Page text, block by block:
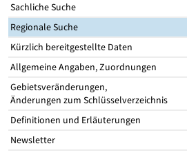
Sachliche Suche
Regionale Suche
Kürzlich bereitgestellte Daten
Allgemeine Angaben, Zuordnungen
Gebietsveränderungen,
Änderungen zum Schlüsselverzeichnis
Definitionen und Erläuterungen
Newsletter